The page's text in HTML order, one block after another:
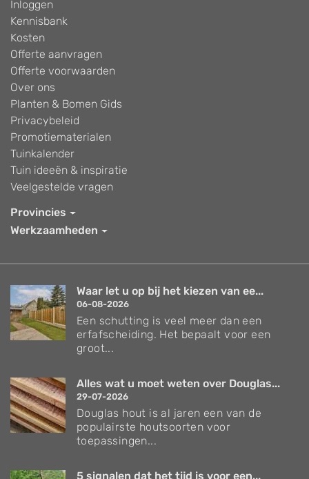
Inloggen
Kennisbank
Kosten
Offerte aanvragen
Offerte voorwaarden
Over ons
Planten & Bomen Gids
Privacybeleid
Promotiematerialen
Tuinkalender
Tuin ideeën & inspiratie
Veelgestelde vragen
Provincies
Werkzaamheden
Waar let u op bij het kiezen van ee...
06-08-2026
Een schutting is veel meer dan een
erfafscheiding. Het bepaalt voor een
groot...
Alles wat u moet weten over Douglas...
29-07-2026
Douglas hout is al jaren een van de
populairste houtsoorten voor
toepassingen...
5 signalen dat het tijd is voor een...